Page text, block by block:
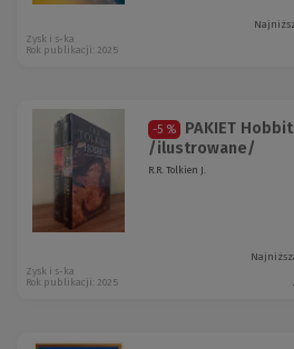
Zysk i s-ka
Rok publikacji: 2025
-5 %
PAKIET
/ilustrowane/
R.R. Tolkien J.
Zysk i s-ka
Rok publikacji: 2025